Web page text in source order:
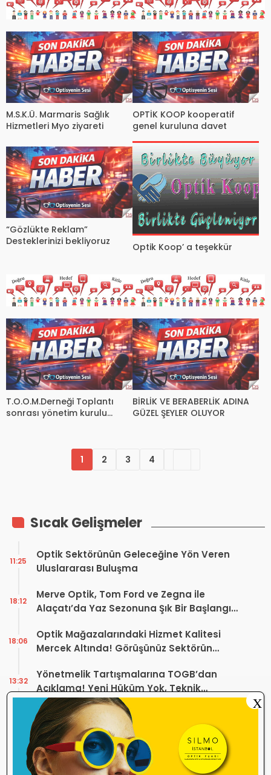
M.S.K.Ü. Marmaris Sağlık
Hizmetleri Myo ziyareti
OPTİK KOOP kooperatif
genel kuruluna davet
“Gözlükte Reklam”
Desteklerinizi bekliyoruz
Optik Koop’ a teşekkür
T.O.O.M.Derneği Toplantı
sonrası yönetim kurulu
BİRLİK VE BERABERLİK ADINA
GÜZEL ŞEYLER OLUYOR
1 2 3 4
Sıcak Gelişmeler
Optik Sektörünün Geleceğine Yön Veren
Uluslararası Buluşma
11:25
Merve Optik, Tom Ford ve Zegna ile
Alaçatı’da Yaz Sezonuna Şık Bir Başlangıç ​​
18:12
Optik Mağazalarındaki Hizmet Kalitesi
Mercek Altında! Görüşünüz Sektörün
18:06
Yönetmelik Tartışmalarına TOGB’dan
Açıklama! Yeni Hüküm Yok, Teknik
Düzenleme Var
13:32
Danıştay’dan TOGB’ye İki Kritik Karar!
Atilla Karip’in Açtığı Davalarda Yürütmeyi
Durdurma Kararı
Bir günde 150 bin kişi okudu! Optik sektörü
neden konuşuyor?
13:16
X